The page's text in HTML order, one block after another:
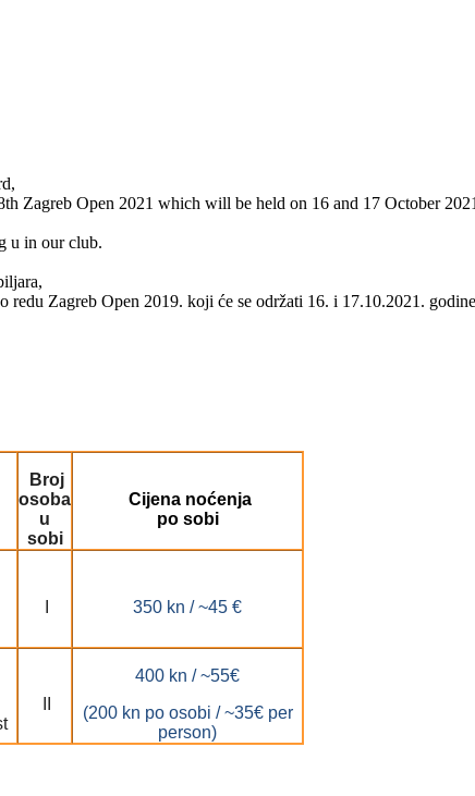
Zagreb Open 2021 which will be held on 16 and 17 October
u in our club.
redu Zagreb Open 2019. koji će se održati 16. i 17.10.2021.
Broj
osoba
u
sobi
Cijena noćenja
po sobi
350 kn / ~45 €
400 kn / ~55€
(200 kn po osobi / ~35€ per
person)